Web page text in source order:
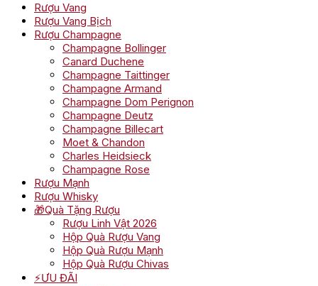
Rượu Vang
Rượu Vang Bịch
Rượu Champagne
Champagne Bollinger
Canard Duchene
Champagne Taittinger
Champagne Armand
Champagne Dom Perignon
Champagne Deutz
Champagne Billecart
Moet & Chandon
Charles Heidsieck
Champagne Rose
Rượu Mạnh
Rượu Whisky
🎁Quà Tặng Rượu
Rượu Linh Vật 2026
Hộp Quà Rượu Vang
Hộp Quà Rượu Mạnh
Hộp Quà Rượu Chivas
⚡ƯU ĐÃI